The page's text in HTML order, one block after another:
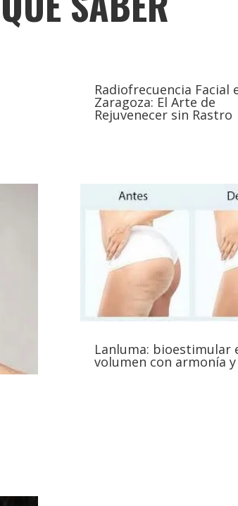
Radiofrecuencia Facial
Zaragoza: El Arte de
Rejuvenecer sin Rastro
Lanluma: bioestimular
volumen con armonía